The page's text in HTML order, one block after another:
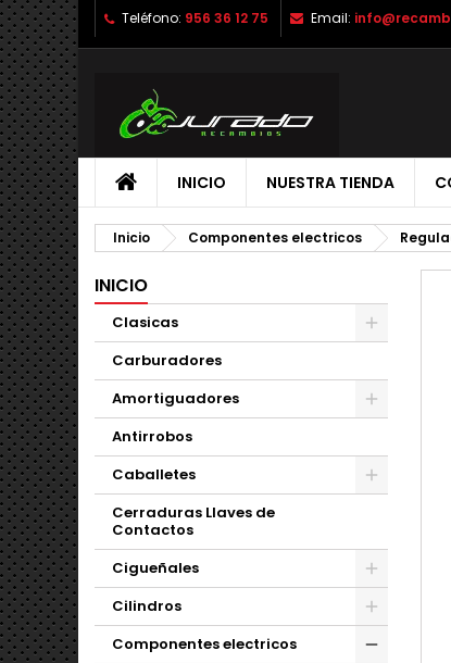
Teléfono: 956 36 12 75 Email:
INICIO NUESTRA TIENDA
Inicio Componentes electricos
INICIO
Clasicas
Carburadores
Amortiguadores
Antirrobos
Caballetes
Cerraduras Llaves de
Contactos
Cigueñales
Cilindros
Componentes electricos